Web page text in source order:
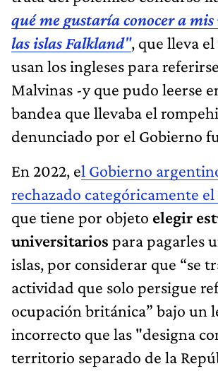
qué me gustaría conocer a mis
las islas Falkland", que lleva
usan los ingleses para
Malvinas -y que pudo leerse
bandea que llevaba el
denunciado por el Gobierno
En 2022, el Gobierno
rechazado categóricamente
que tiene por objeto elegir
universitarios para pagarles
islas, por considerar que “se
actividad que solo persigue
ocupación británica” bajo un
incorrecto que las "designa
territorio separado de la